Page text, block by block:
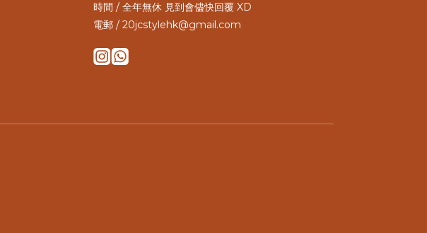
時間 / 全年無休 見到會儘快回覆 XD
電郵 / 20jcstylehk@gmail.com